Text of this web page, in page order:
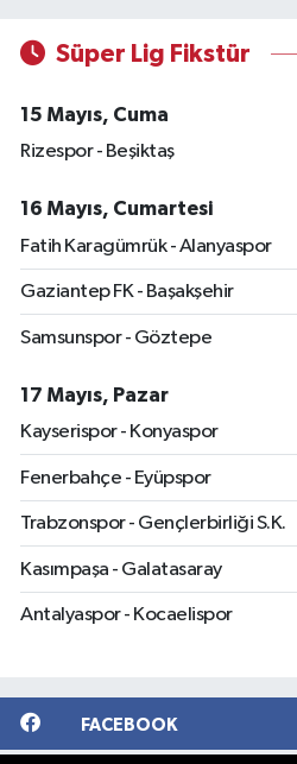
Süper Lig Fikstür
15 Mayıs, Cuma
Rizespor - Beşiktaş
16 Mayıs, Cumartesi
Fatih Karagümrük - Alanyaspor
Gaziantep FK - Başakşehir
Samsunspor - Göztepe
17 Mayıs, Pazar
Kayserispor - Konyaspor
Fenerbahçe - Eyüpspor
Trabzonspor - Gençlerbirliği S.K.
Kasımpaşa - Galatasaray
Antalyaspor - Kocaelispor
FACEBOOK